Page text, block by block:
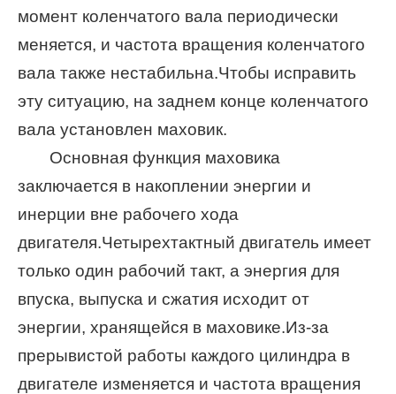
момент коленчатого вала периодически
меняется, и частота вращения коленчатого
вала также нестабильна.Чтобы исправить
эту ситуацию, на заднем конце коленчатого
вала установлен маховик.
Основная функция маховика
заключается в накоплении энергии и
инерции вне рабочего хода
двигателя.Четырехтактный двигатель имеет
только один рабочий такт, а энергия для
впуска, выпуска и сжатия исходит от
энергии, хранящейся в маховике.Из-за
прерывистой работы каждого цилиндра в
двигателе изменяется и частота вращения